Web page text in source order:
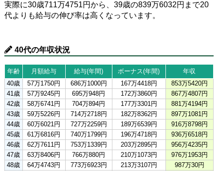
実際に30歳711万4751円から、39歳の839万6032円まで20
代よりも給与の伸び率は高くなっています。
40代の年収状況
年齢 月額給与 給与(年間) ボーナス(年間)
年収
40歳
57万1750円 686万1000円 167万4418円
853万5420円
41歳
57万9245円 695万948円 172万3860円
867万4807円
42歳
58万6741円 704万894円 177万3301円
881万4194円
43歳
59万5226円 714万2718円 182万8362円
897万1081円
44歳
60万6021円 727万2259円 189万6539円
916万8798円
45歳
61万6816円 740万1799円 196万4718円
936万6518円
46歳
62万7611円 753万1339円 203万2895円
956万4235円
47歳
63万8406円 766万880円 210万1073円
976万1953円
48歳
64万4743円 773万6923円 213万3107円
987万30円